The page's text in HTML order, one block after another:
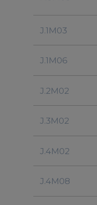
J.1M03
J.1M06
J.2M02
J.3M02
J.4M02
J.4M08